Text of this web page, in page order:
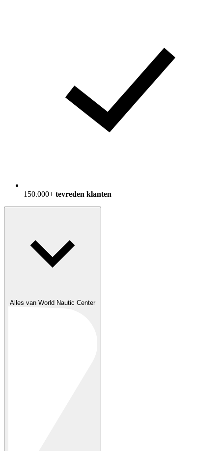
150.000+ tevreden klanten
Alles van World Nautic Center